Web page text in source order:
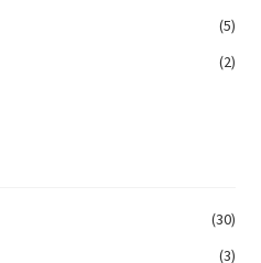
(5)
(2)
(30)
(3)